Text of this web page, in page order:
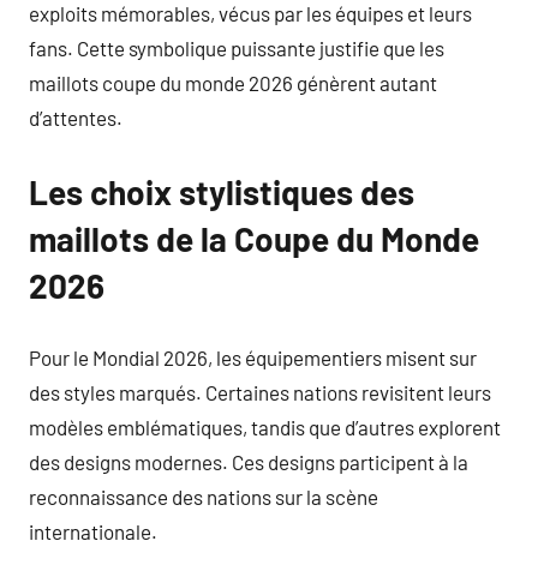
exploits mémorables, vécus par les équipes et leurs
fans. Cette symbolique puissante justifie que les
maillots coupe du monde 2026 génèrent autant
d’attentes.
Les choix stylistiques des
maillots de la Coupe du Monde
2026
Pour le Mondial 2026, les équipementiers misent sur
des styles marqués. Certaines nations revisitent leurs
modèles emblématiques, tandis que d’autres explorent
des designs modernes. Ces designs participent à la
reconnaissance des nations sur la scène
internationale.